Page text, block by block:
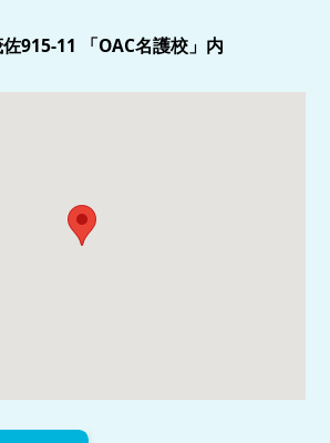
915-11 「OAC名護校」内